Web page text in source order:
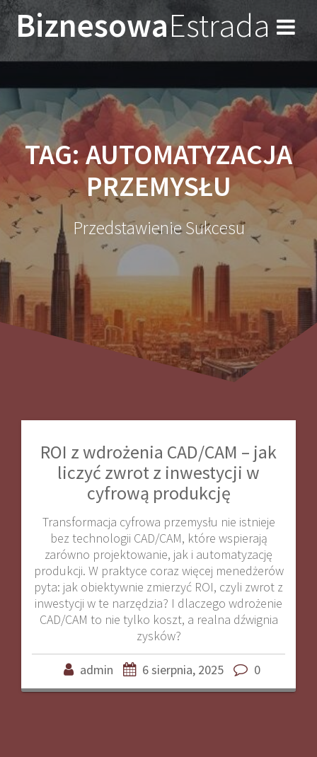
do
treści
BiznesowaEstrada
TAG:AUTOMATYZACJA
PRZEMYSŁU
Przedstawienie Sukcesu
ROI z wdrożenia CAD/CAM – jak
liczyć zwrot z inwestycji w
cyfrową produkcję
Transformacja cyfrowa przemysłu nie istnieje
bez technologii CAD/CAM, które wspierają
zarówno projektowanie, jak i automatyzację
produkcji. W praktyce coraz więcej menedżerów
pyta: jak obiektywnie zmierzyć ROI, czyli zwrot z
inwestycji w te narzędzia? I dlaczego wdrożenie
CAD/CAM to nie tylko koszt, a realna dźwignia
zysków?
admin 6 sierpnia, 2025 0